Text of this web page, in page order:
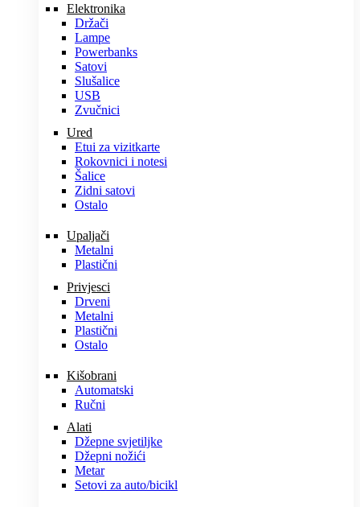
Elektronika
Držači
Lampe
Powerbanks
Satovi
Slušalice
USB
Zvučnici
Ured
Etui za vizitkarte
Rokovnici i notesi
Šalice
Zidni satovi
Ostalo
Upaljači
Metalni
Plastični
Privjesci
Drveni
Metalni
Plastični
Ostalo
Kišobrani
Automatski
Ručni
Alati
Džepne svjetiljke
Džepni nožići
Metar
Setovi za auto/bicikl